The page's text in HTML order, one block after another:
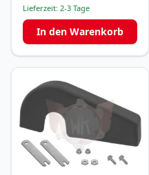
Lieferzeit: 2-3 Tage
In den Warenkorb